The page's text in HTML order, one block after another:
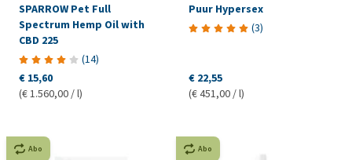
SPARROW Pet Full
Spectrum Hemp Oil with
CBD 225
(14)
€ 15,60
(€ 1.560,00 / l)
Puur Hypersex
(3)
€ 22,55
(€ 451,00 / l)
Abo Abo